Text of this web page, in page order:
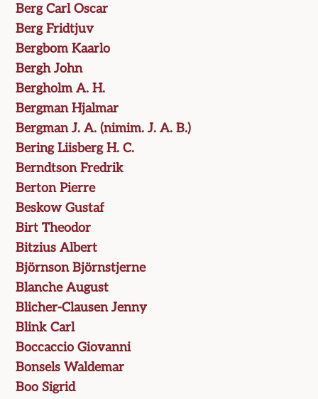
Berg Carl Oscar
Berg Fridtjuv
Bergbom Kaarlo
Bergh John
Bergholm A. H.
Bergman Hjalmar
Bergman J. A. (nimim. J. A. B.)
Bering Liisberg H. C.
Berndtson Fredrik
Berton Pierre
Beskow Gustaf
Birt Theodor
Bitzius Albert
Björnson Björnstjerne
Blanche August
Blicher-Clausen Jenny
Blink Carl
Boccaccio Giovanni
Bonsels Waldemar
Boo Sigrid